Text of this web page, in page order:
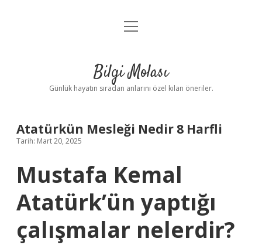
Anasayfa
Yasal Uyarı
menüyü
Bilgi Molası
Günlük hayatın sıradan anlarını özel kılan öneriler.
Atatürkün Mesleği Nedir 8 Harfli
Tarih: Mart 20, 2025
Mustafa Kemal
Atatürk’ün yaptığı
çalışmalar nelerdir?